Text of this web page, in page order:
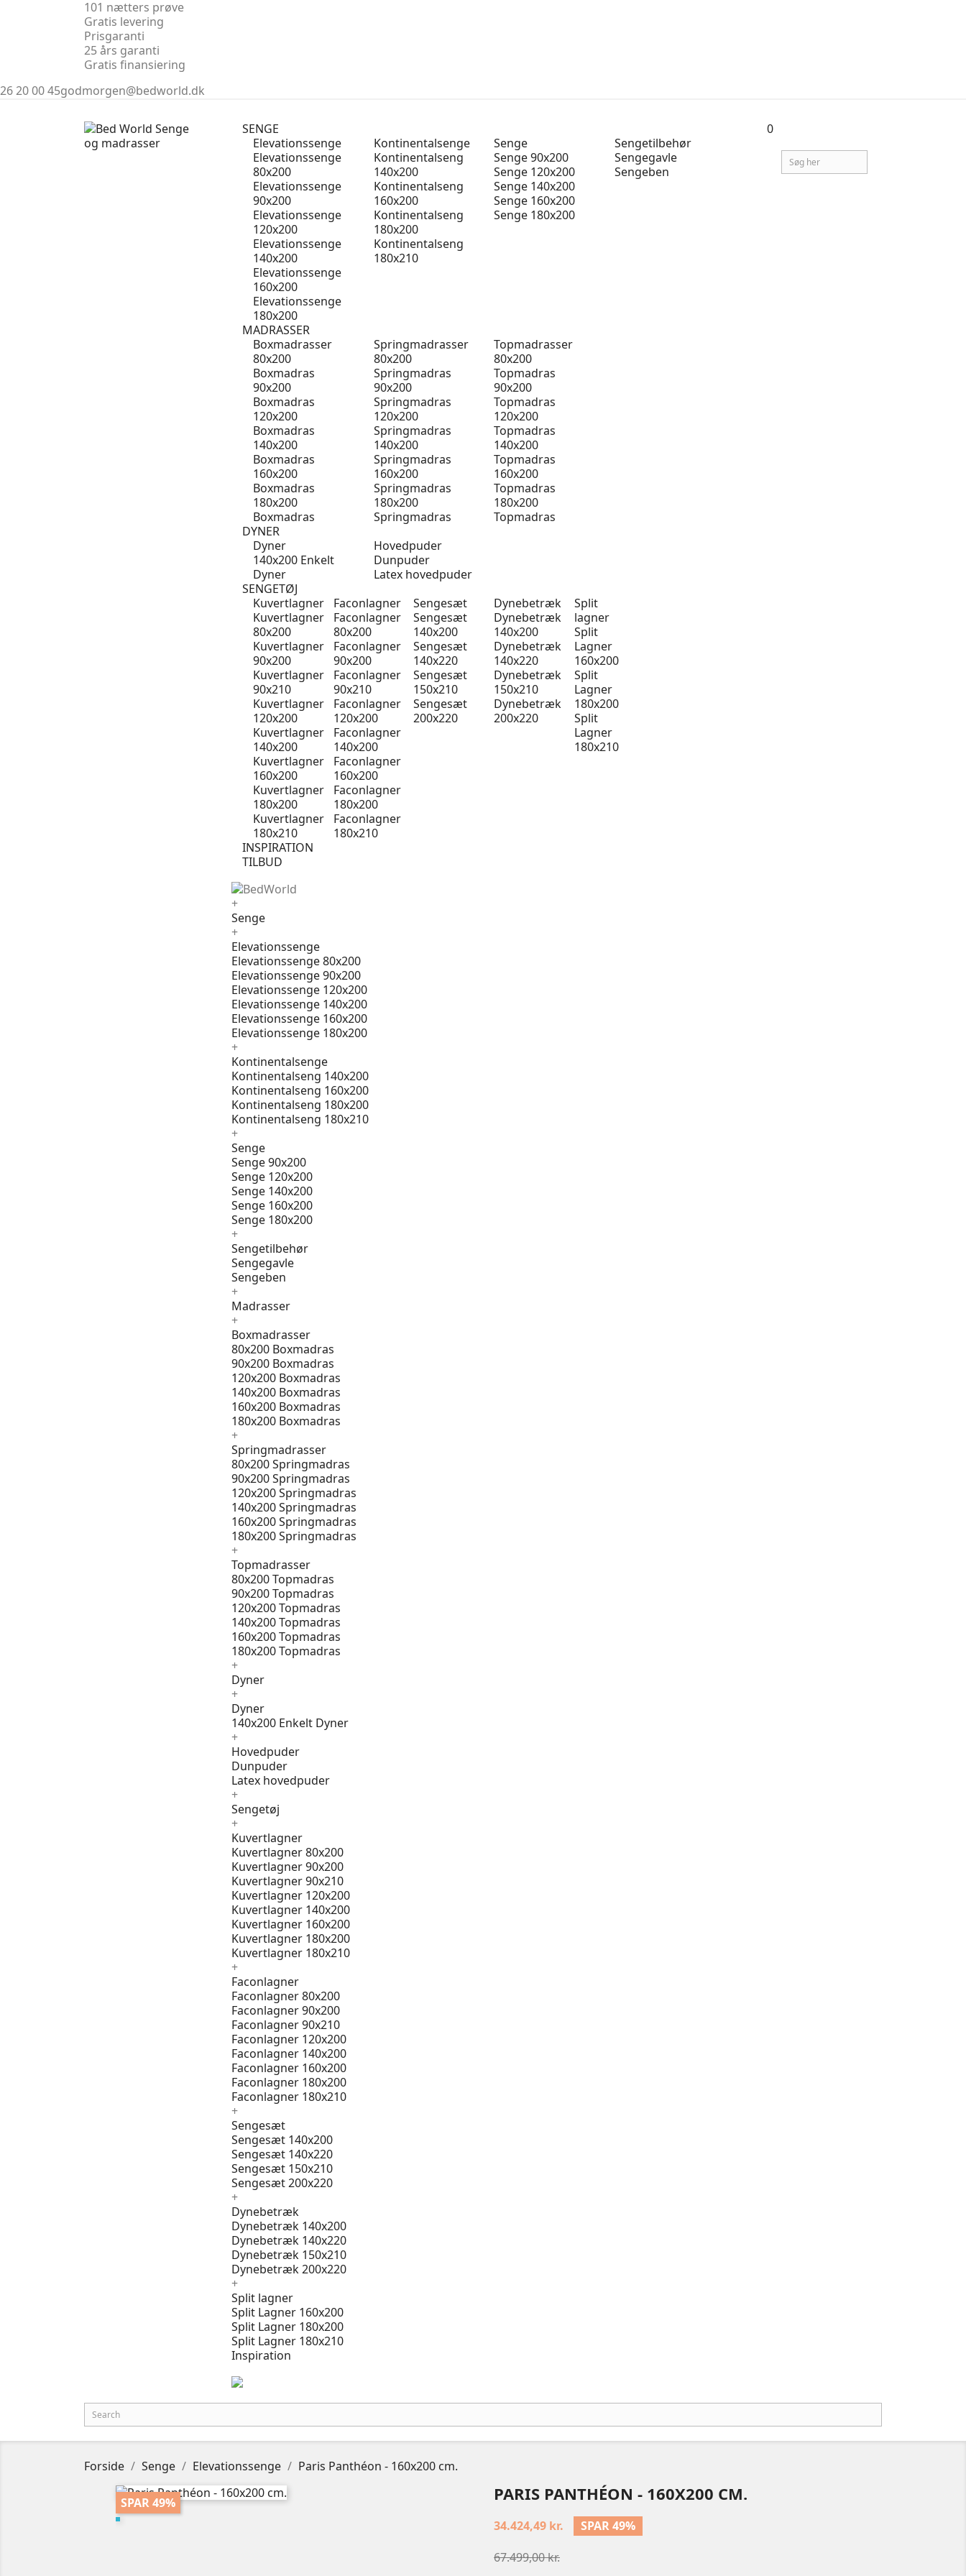
101 nætters prøve
Gratis levering
Prisgaranti
25 års garanti
Gratis finansiering
26 20 00 45godmorgen@bedworld.dk
SENGE
Elevationssenge
Elevationssenge
80x200
Elevationssenge
90x200
Elevationssenge
120x200
Elevationssenge
140x200
Elevationssenge
160x200
Elevationssenge
180x200
Kontinentalsenge
Kontinentalseng
140x200
Kontinentalseng
160x200
Kontinentalseng
180x200
Kontinentalseng
180x210
Senge
Senge 90x200
Senge 120x200
Senge 140x200
Senge 160x200
Senge 180x200
Sengetilbehør
Sengegavle
Sengeben
MADRASSER
Boxmadrasser
80x200
Boxmadras
90x200
Boxmadras
120x200
Boxmadras
140x200
Boxmadras
160x200
Boxmadras
180x200
Boxmadras
Springmadrasser
80x200
Springmadras
90x200
Springmadras
120x200
Springmadras
140x200
Springmadras
160x200
Springmadras
180x200
Springmadras
Topmadrasser
80x200
Topmadras
90x200
Topmadras
120x200
Topmadras
140x200
Topmadras
160x200
Topmadras
180x200
Topmadras
DYNER
Dyner
140x200 Enkelt
Dyner
Hovedpuder
Dunpuder
Latex hovedpuder
SENGETØJ
Kuvertlagner
Kuvertlagner
80x200
Kuvertlagner
90x200
Kuvertlagner
90x210
Kuvertlagner
120x200
Kuvertlagner
140x200
Kuvertlagner
160x200
Kuvertlagner
180x200
Kuvertlagner
180x210
Faconlagner
Faconlagner
80x200
Faconlagner
90x200
Faconlagner
90x210
Faconlagner
120x200
Faconlagner
140x200
Faconlagner
160x200
Faconlagner
180x200
Faconlagner
180x210
Sengesæt
Sengesæt
140x200
Sengesæt
140x220
Sengesæt
150x210
Sengesæt
200x220
Dynebetræk
Dynebetræk
140x200
Dynebetræk
140x220
Dynebetræk
150x210
Dynebetræk
200x220
Split
lagner
Split
Lagner
160x200
Split
Lagner
180x200
Split
Lagner
180x210
INSPIRATION
TILBUD
+
Senge
+
Elevationssenge
Elevationssenge 80x200
Elevationssenge 90x200
Elevationssenge 120x200
Elevationssenge 140x200
Elevationssenge 160x200
Elevationssenge 180x200
+
Kontinentalsenge
Kontinentalseng 140x200
Kontinentalseng 160x200
Kontinentalseng 180x200
Kontinentalseng 180x210
+
Senge
Senge 90x200
Senge 120x200
Senge 140x200
Senge 160x200
Senge 180x200
+
Sengetilbehør
Sengegavle
Sengeben
+
Madrasser
+
Boxmadrasser
80x200 Boxmadras
90x200 Boxmadras
120x200 Boxmadras
140x200 Boxmadras
160x200 Boxmadras
180x200 Boxmadras
+
Springmadrasser
80x200 Springmadras
90x200 Springmadras
120x200 Springmadras
140x200 Springmadras
160x200 Springmadras
180x200 Springmadras
+
Topmadrasser
80x200 Topmadras
90x200 Topmadras
120x200 Topmadras
140x200 Topmadras
160x200 Topmadras
180x200 Topmadras
+
Dyner
+
Dyner
140x200 Enkelt Dyner
+
Hovedpuder
Dunpuder
Latex hovedpuder
+
Sengetøj
+
Kuvertlagner
Kuvertlagner 80x200
Kuvertlagner 90x200
Kuvertlagner 90x210
Kuvertlagner 120x200
Kuvertlagner 140x200
Kuvertlagner 160x200
Kuvertlagner 180x200
Kuvertlagner 180x210
+
Faconlagner
Faconlagner 80x200
Faconlagner 90x200
Faconlagner 90x210
Faconlagner 120x200
Faconlagner 140x200
Faconlagner 160x200
Faconlagner 180x200
Faconlagner 180x210
+
Sengesæt
Sengesæt 140x200
Sengesæt 140x220
Sengesæt 150x210
Sengesæt 200x220
+
Dynebetræk
Dynebetræk 140x200
Dynebetræk 140x220
Dynebetræk 150x210
Dynebetræk 200x220
+
Split lagner
Split Lagner 160x200
Split Lagner 180x200
Split Lagner 180x210
Inspiration
0
Forside Senge Elevationssenge Paris Panthéon - 160x200 cm.
SPAR 49% PARIS PANTHÉON - 160X200 CM.
34.424,49 kr.
SPAR 49%
67.499,00 kr.